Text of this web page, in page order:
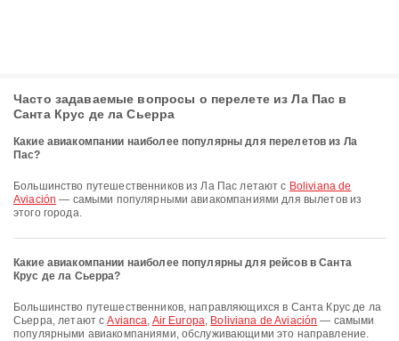
Часто задаваемые вопросы о перелете из Ла Пас в
Санта Крус де ла Сьерра
Какие авиакомпании наиболее популярны для перелетов из Ла
Пас?
Большинство путешественников из Ла Пас летают с Boliviana de
Aviación — самыми популярными авиакомпаниями для вылетов из
этого города.
Какие авиакомпании наиболее популярны для рейсов в Санта
Крус де ла Сьерра?
Большинство путешественников, направляющихся в Санта Крус де ла
Сьерра, летают сAvianca, Air Europa, Boliviana de Aviación — самыми
популярными авиакомпаниями, обслуживающими это направление.